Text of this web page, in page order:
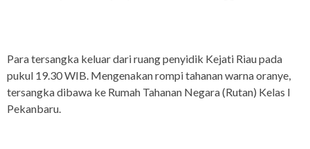
Para tersangka keluar dari ruang penyidik Kejati Riau pada
pukul 19.30 WIB. Mengenakan rompi tahanan warna oranye,
tersangka dibawa ke Rumah Tahanan Negara (Rutan) Kelas I
Pekanbaru.